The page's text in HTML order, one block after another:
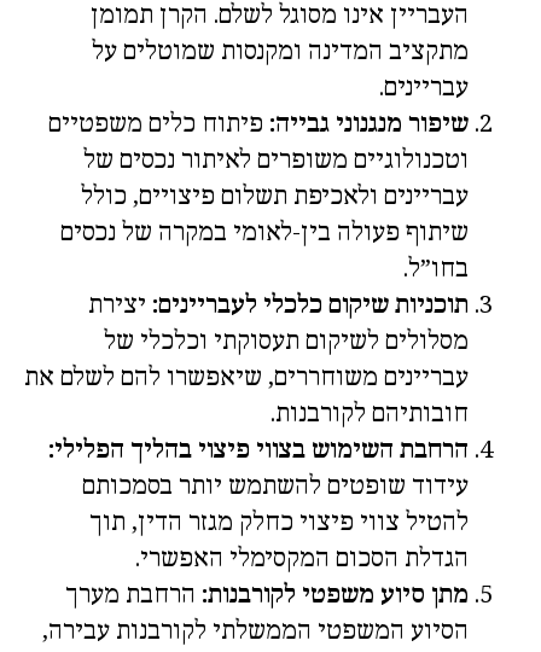
העבריין אינו מסוגל לשלם. הקרן תמומן
מתקציב המדינה ומקנסות שמוטלים על
עבריינים.
שיפור מנגנוני גבייה: פיתוח כלים משפטיים
וטכנולוגיים משופרים לאיתור נכסים של
עבריינים ולאכיפת תשלום פיצויים, כולל
שיתוף פעולה בין-לאומי במקרה של נכסים
בחו”ל.
תוכניות שיקום כלכלי לעבריינים: יצירת
מסלולים לשיקום תעסוקתי וכלכלי של
עבריינים משוחררים, שיאפשרו להם לשלם את
חובותיהם לקורבנות.
הרחבת השימוש בצווי פיצוי בהליך הפלילי:
עידוד שופטים להשתמש יותר בסמכותם
להטיל צווי פיצוי כחלק מגזר הדין, תוך
הגדלת הסכום המקסימלי האפשרי.
מתן סיוע משפטי לקורבנות: הרחבת מערך
הסיוע המשפטי הממשלתי לקורבנות עבירה,